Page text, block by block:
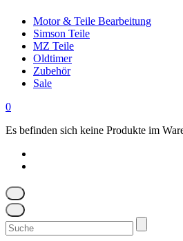
Motor & Teile Bearbeitung
Simson Teile
MZ Teile
Oldtimer
Zubehör
Sale
0
Es befinden sich keine Produkte im
Suchen
nach: